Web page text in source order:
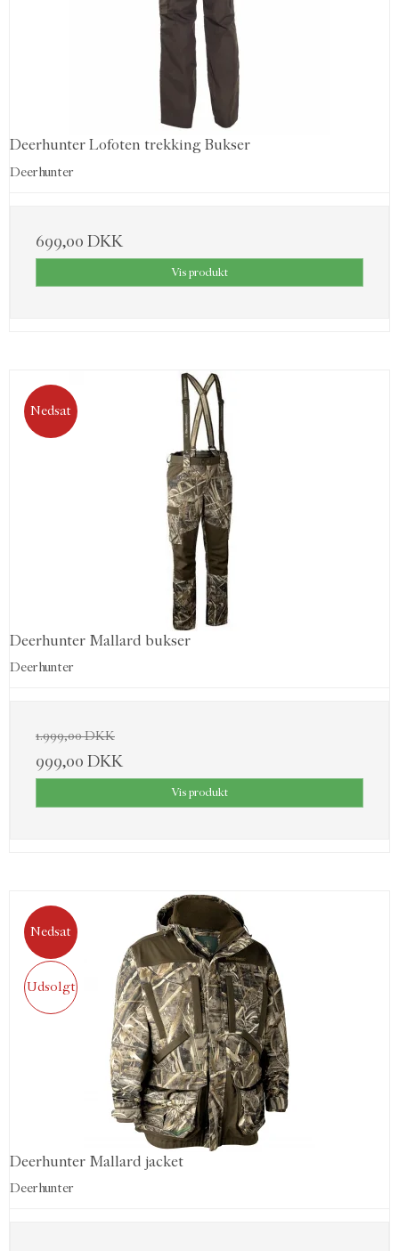
Deerhunter Lofoten trekking Bukser
Deerhunter
699,00 DKK
Vis produkt
Nedsat
Deerhunter Mallard bukser
Deerhunter
1.999,00 DKK
999,00 DKK
Vis produkt
Nedsat
Udsolgt
Deerhunter Mallard jacket
Deerhunter